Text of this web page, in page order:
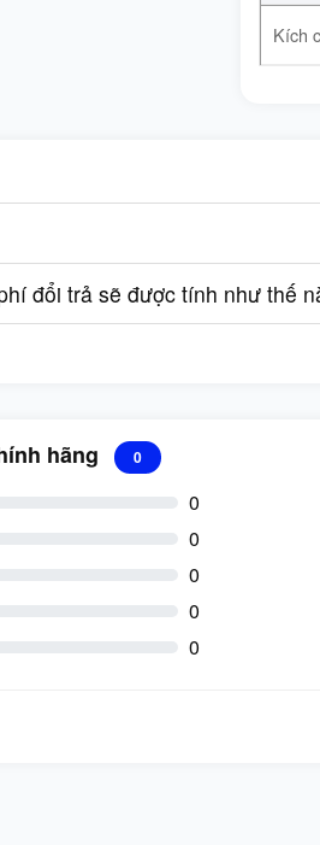
Kích
đổi trả sẽ được tính như thế
hãng 0
0
0
0
0
0